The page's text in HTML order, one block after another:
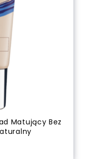
Matujący Bez